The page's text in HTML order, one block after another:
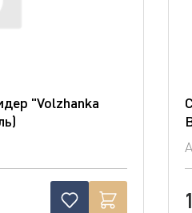
"Volzhanka